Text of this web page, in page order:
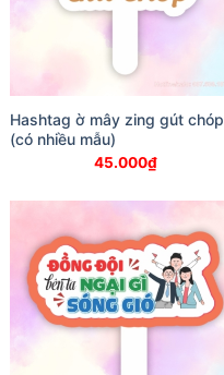
Hashtag ờ mây zing gút chóp
(có nhiều mẫu)
45.000₫